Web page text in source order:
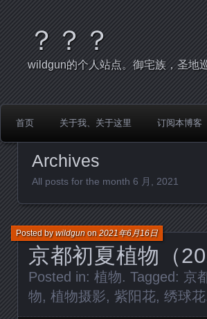
？？？
wildgun的个人站点。御宅族，圣地
首页 关于我、关于这里 订阅本博客
Archives
All posts for the month 6 月, 2021
京都初夏植物（
Posted bywildgunon2021年6月16日
Posted in: 植物. Tagged: 京
物, 植物摄影, 紫阳花, 绣球花